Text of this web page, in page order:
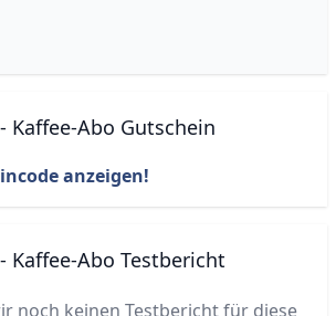
Kaffee-Abo Gutschein
anzeigen!
Kaffee-Abo Testbericht
noch keinen Testbericht für diese